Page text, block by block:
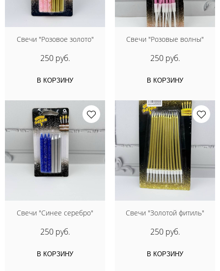
Свечи "Розовое золото"
250 руб.
В КОРЗИНУ
Свечи "Розовые волны"
250 руб.
В КОРЗИНУ
Свечи "Синее серебро"
250 руб.
В КОРЗИНУ
Свечи "Золотой фитиль"
250 руб.
В КОРЗИНУ